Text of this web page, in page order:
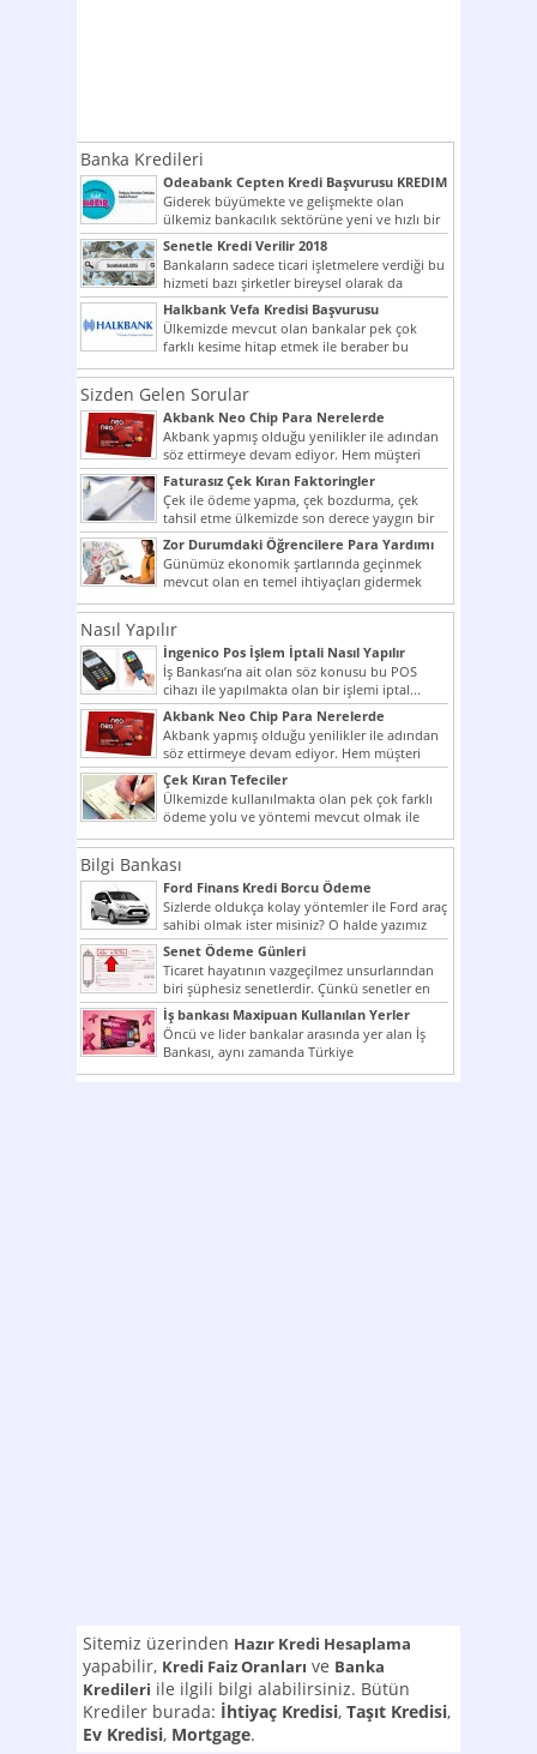
Banka Kredileri
Odeabank Cepten Kredi Başvurusu KREDIM
8444
Giderek büyümekte ve gelişmekte olan
ülkemiz bankacılık sektörüne yeni ve hızlı bir
giriş yapmış olan...
Senetle Kredi Verilir 2018
Bankaların sadece ticari işletmelere verdiği bu
hizmeti bazı şirketler bireysel olarak da
vermektedir. Senetle kredi...
Halkbank Vefa Kredisi Başvurusu
Ülkemizde mevcut olan bankalar pek çok
farklı kesime hitap etmek ile beraber bu
Sizden Gelen Sorular
Akbank Neo Chip Para Nerelerde
Kullanılır?
Akbank yapmış olduğu yenilikler ile adından
söz ettirmeye devam ediyor. Hem müşteri
potansiyelini arttırmak hem...
Faturasız Çek Kıran Faktoringler
Çek ile ödeme yapma, çek bozdurma, çek
tahsil etme ülkemizde son derece yaygın bir
şekilde...
Zor Durumdaki Öğrencilere Para Yardımı
Günümüz ekonomik şartlarında geçinmek
mevcut olan en temel ihtiyaçları gidermek
Nasıl Yapılır
İngenico Pos İşlem İptali Nasıl Yapılır
İş Bankası’na ait olan söz konusu bu POS
cihazı ile yapılmakta olan bir işlemi iptal...
Akbank Neo Chip Para Nerelerde
Kullanılır?
Akbank yapmış olduğu yenilikler ile adından
söz ettirmeye devam ediyor. Hem müşteri
potansiyelini arttırmak hem...
Çek Kıran Tefeciler
Ülkemizde kullanılmakta olan pek çok farklı
ödeme yolu ve yöntemi mevcut olmak ile
Bilgi Bankası
Ford Finans Kredi Borcu Ödeme
Sizlerde oldukça kolay yöntemler ile Ford araç
sahibi olmak ister misiniz? O halde yazımız
ilginizi...
Senet Ödeme Günleri
Ticaret hayatının vazgeçilmez unsurlarından
biri şüphesiz senetlerdir. Çünkü senetler en
çok kullanılan ödeme araçlarıdır. Taksitler...
İş bankası Maxipuan Kullanılan Yerler
Öncü ve lider bankalar arasında yer alan İş
Bankası, aynı zamanda Türkiye
Sitemiz üzerinden Hazır Kredi Hesaplama
yapabilir, Kredi Faiz Oranları ve Banka
Kredileri ile ilgili bilgi alabilirsiniz. Bütün
Krediler burada: İhtiyaç Kredisi, Taşıt Kredisi,
Ev Kredisi, Mortgage.